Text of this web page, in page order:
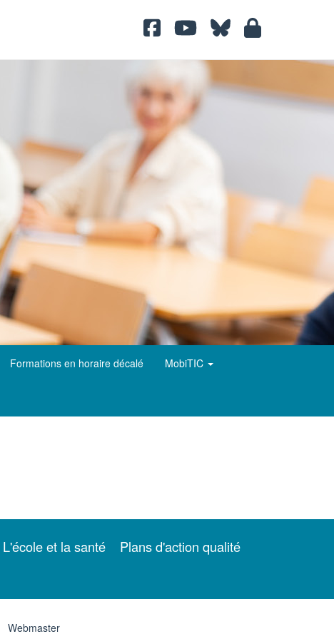
Formations en horaire décalé MobiTIC
L'école et la santé
Plans d'action qualité
Webmaster